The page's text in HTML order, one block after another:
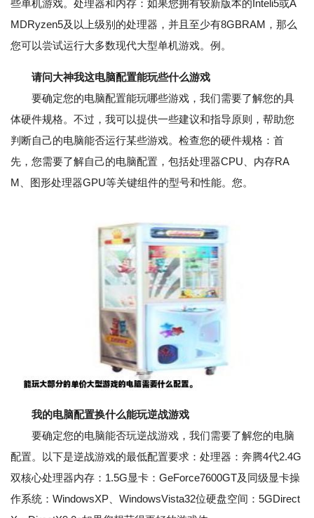
些单机游戏。处理器和内存：如果您拥有较新版本的Inteli5或A
MDRyzen5及以上级别的处理器，并且至少有8GBRAM，那么
您可以尝试运行大多数现代大型单机游戏。例。
请问大神我这电脑配置能玩些什么游戏
要确定您的电脑配置能玩哪些游戏，我们需要了解您的具
体硬件规格。不过，我可以提供一些建议和指导原则，帮助您
判断自己的电脑能否运行某些游戏。检查您的硬件规格：首
先，您需要了解自己的电脑配置，包括处理器CPU、内存RA
M、图形处理器GPU等关键组件的型号和性能。您。
我的电脑配置换什么能玩逆战游戏
要确定您的电脑能否玩逆战游戏，我们需要了解您的电脑
配置。以下是逆战游戏的最低配置要求：处理器：奔腾4代2.4G
双核心处理器内存：1.5G显卡：GeForce7600GT及同级显卡操
作系统：WindowsXP、WindowsVista32位硬盘空间：5GDirect